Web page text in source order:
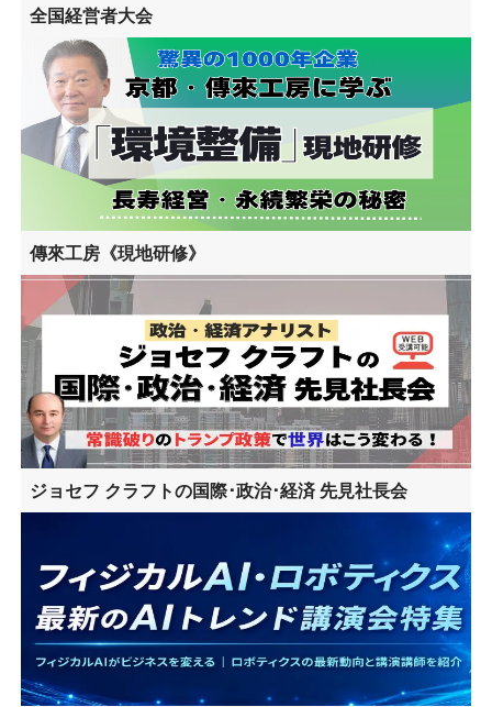
ご相談・お見積
全国経営者大会
傳來工房《現地研修》
ジョセフ クラフトの国際･政治･経済 先見社長会